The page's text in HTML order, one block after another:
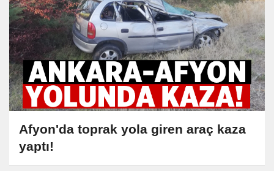
Afyon'da toprak yola giren araç kaza
yaptı!